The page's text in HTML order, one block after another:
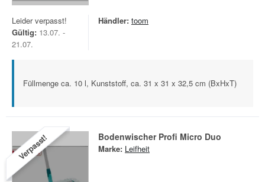
Leider verpasst!
Gültig: 13.07. -
21.07.
Händler: toom
Füllmenge ca. 10 l, Kunststoff, ca. 31 x 31 x 32,5 cm (BxHxT)
Verpasst! Bodenwischer Profi Micro Duo
Marke: Leifheit